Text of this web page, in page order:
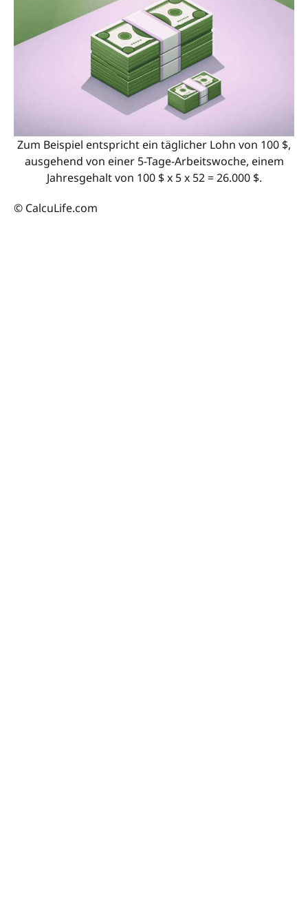
Zum Beispiel entspricht ein täglicher Lohn von 100 $,
ausgehend von einer 5-Tage-Arbeitswoche, einem
Jahresgehalt von 100 $ x 5 x 52 = 26.000 $.
© CalcuLife.com